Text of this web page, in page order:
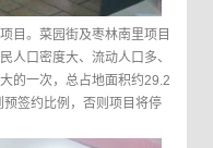
目。菜园街及枣林南里项目
人口密度大、流动人口多、
的一次，总占地面积约29.2
签约比例，否则项目将停